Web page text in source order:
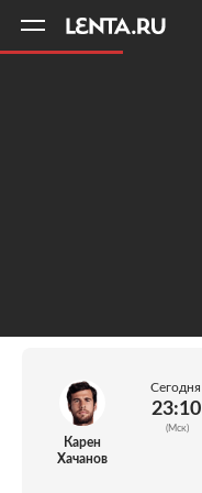
Карен
Хачанов
Сегодня
23:10
(Мск)